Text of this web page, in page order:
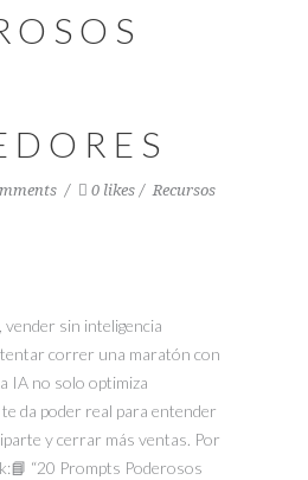
0 likes Recursos
vender sin inteligencia
correr una maratón con
IA no solo optimiza
da poder real para entender
y cerrar más ventas. Por
“20 Prompts Poderosos